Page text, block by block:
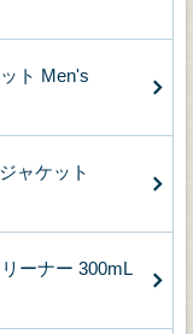
ト Men's
ャケット
ーナー 300mL